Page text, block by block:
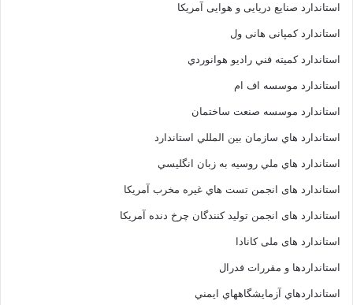
استاندارد صنایع دریایی و هوایی آمریکا
استاندارد کمپانی هانی ول
استاندارد کميته فني راديو هوانوردي
استاندارد موسسه اف ام
استاندارد موسسه صنعت ساختمان
استاندارد هاي سازمان بين المللي استاندارد
استاندارد هاي ملي روسيه به زبان انگليسي
استاندارد های انجمن تست هاي غيره مخرب آمريکا
استاندارد های انجمن توليد کنندگان چرخ دنده آمريکا
استاندارد های ملی کانادا
استانداردها و مقررات فدرال
استانداردهاي آزمايشگاههاي ايمني